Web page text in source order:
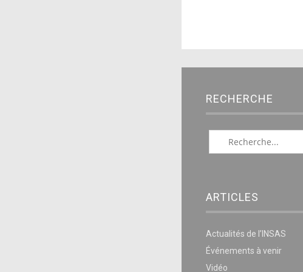
RECHERCHE
ARTICLES
Actualités de l’INSAS
Événements à venir
Vidéo